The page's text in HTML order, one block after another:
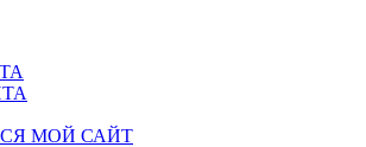
МОЙ САЙТ